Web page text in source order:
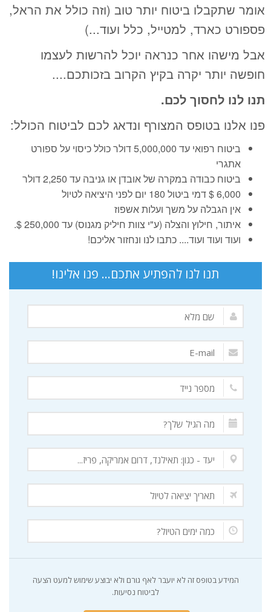
אומר שתקבלו ביטוח יותר טוב (וזה כולל את הראל,
פספורט כארד, למטייל, כלל ועוד...)
אבל מישהו אחר כנראה יוכל להרשות לעצמו
חופשה יותר יקרה בקיץ הקרוב בזכותכם....
תנו לנו לחסוך לכם.
פנו אלנו בטופס המצורף ונדאג לכם לביטוח הכולל:
ביטוח רפואי עד 5,000,000 דולר כולל כיסוי על ספורט
אתגרי
ביטוח כבודה במקרה של אובדן או גניבה עד 2,250 דולר
6,000 $ דמי ביטול 180 יום לפני היציאה לטיול
אין הגבלה על משך ועלות אשפוז
איתור, חילוץ והצלה (ע"י צוות חיליק מגנוס) עד 250,000 $.
ועוד ועוד ועוד.... כתבו לנו ונחזור אליכם!
תנו לנו להפתיע אתכם... פנו אלינו!
המידע בטופס זה לא יועבר לאף גורם ולא יבוצע שימוש למעט הצעה
לביטוח נסיעות.